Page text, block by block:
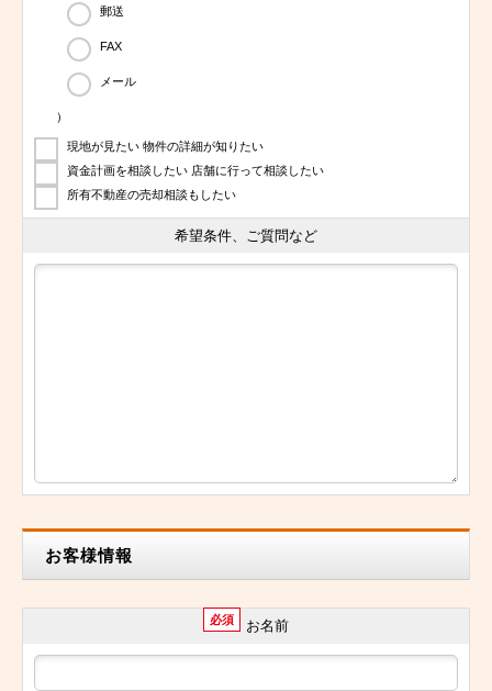
郵送
FAX
メール
）
現地が見たい 物件の詳細が知りたい
資金計画を相談したい 店舗に行って相談したい
所有不動産の売却相談もしたい
希望条件、ご質問など
お客様情報
必須 お名前